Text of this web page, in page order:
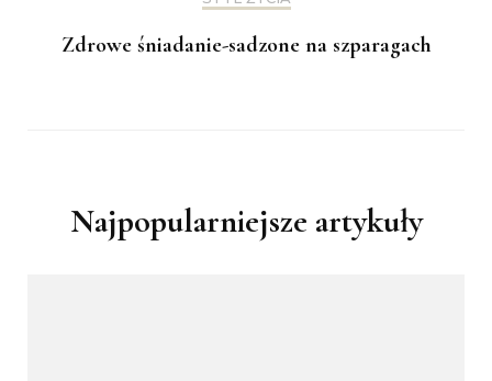
Zdrowe śniadanie-sadzone na szparagach
Najpopularniejsze artykuły